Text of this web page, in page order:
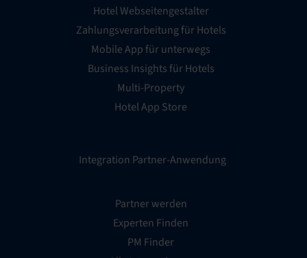
Hotel Webseitengestalter
Zahlungsverarbeitung für Hotels
Mobile App für unterwegs
Business Insights für Hotels
Multi-Property
Hotel App Store
Integration Partner-Anwendung
Partner werden
Experten Finden
PM Finder